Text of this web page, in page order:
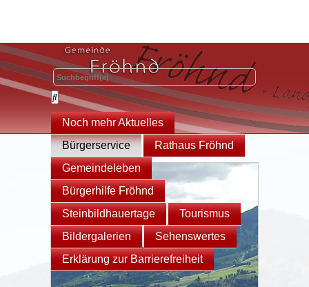
Noch mehr Aktuelles
Bürgerservice
Rathaus Fröhnd
Gemeindeleben
Bürgerhilfe Fröhnd
Steinbildhauertage
Tourismus
Bildergalerien
Sehenswertes
Erklärung zur Barrierefreiheit